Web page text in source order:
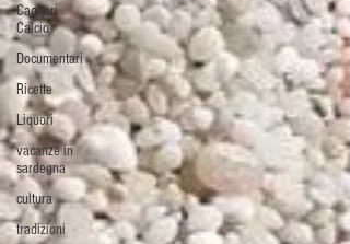
Cagliari
Calcio
Documentari
Ricette
Liquori
vacanze in
sardegna
cultura
tradizioni